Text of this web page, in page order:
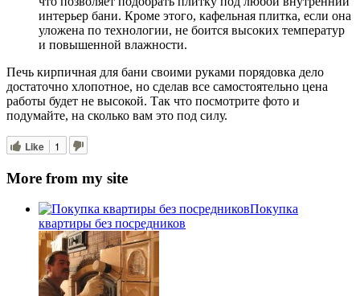
интерьер бани. Кроме этого, кафельная плитка, если она
уложена по технологии, не боится высоких температур
и повышенной влажности.
Печь кирпичная для бани своими руками порядовка дело
достаточно хлопотное, но сделав все самостоятельно цена
работы будет не высокой. Так что посмотрите фото и
подумайте, на сколько вам это под силу.
Like 1
More from my site
Покупка
квартиры без посредников